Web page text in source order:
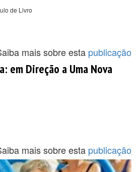
de Livro
mais sobre esta publicação
em Direção a Uma Nova
mais sobre esta publicação